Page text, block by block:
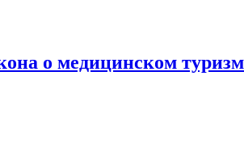
о медицинском